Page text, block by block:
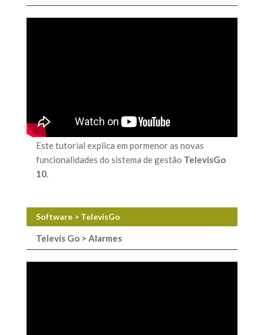
Este tutorial explica em pormenor as novas
funcionalidades do sistema de gestão TelevisGo
10.
Software > TelevisGo
Televis Go > Alarmes